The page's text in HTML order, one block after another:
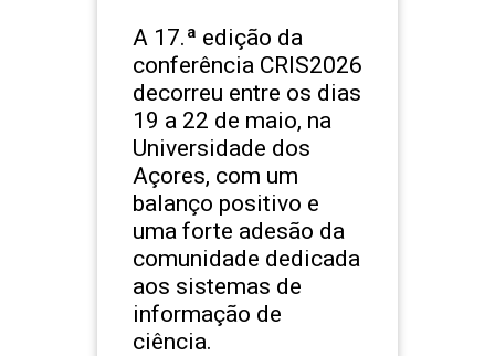
A 17.ª edição da
conferência CRIS2026
decorreu entre os dias
19 a 22 de maio, na
Universidade dos
Açores, com um
balanço positivo e
uma forte adesão da
comunidade dedicada
aos sistemas de
informação de
ciência.